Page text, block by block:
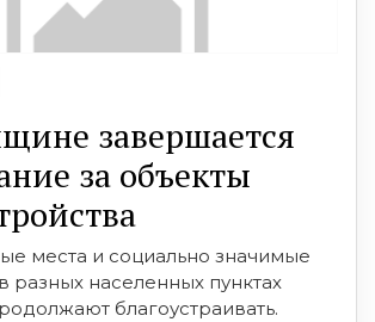
завершается
за объекты
места и социально значимые
разных населенных пунктах
благоустраивать.